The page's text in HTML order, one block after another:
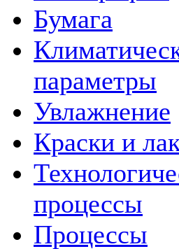
Бумага
параметры
Увлажнение
Краски и
процессы
Процессы